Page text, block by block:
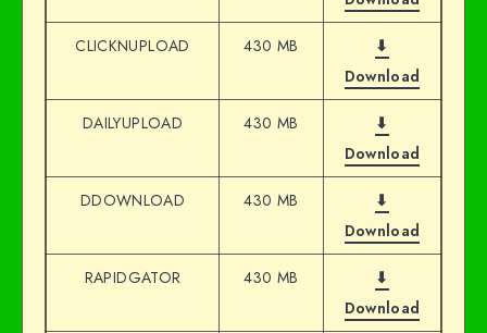
CLICKNUPLOAD 430 MB
⬇
Download
DAILYUPLOAD 430 MB
⬇
Download
DDOWNLOAD 430 MB
⬇
Download
RAPIDGATOR 430 MB
⬇
Download